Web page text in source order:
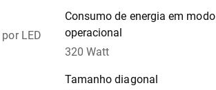
LED
Consumo de energia em modo
operacional
320 Watt
Tamanho diagonal